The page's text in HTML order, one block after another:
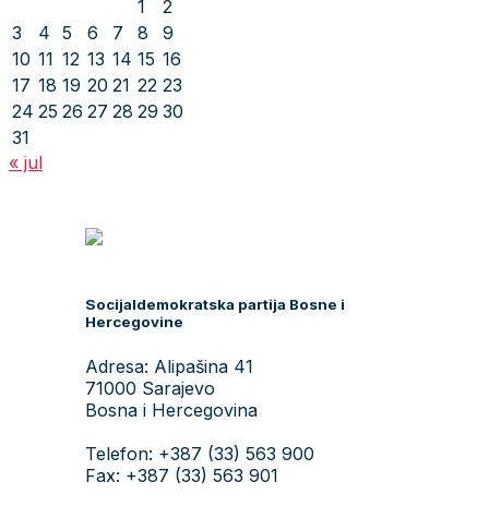
1
2
3
4 5 6 7 8
9
10 11 12 13 14 15 16
17 18 19 20 21 22 23
24 25 26 27 28 29 30
31
« jul
Socijaldemokratska partija Bosne i
Hercegovine
Adresa: Alipašina 41
71000 Sarajevo
Bosna i Hercegovina
Telefon: +387 (33) 563 900
Fax: +387 (33) 563 901